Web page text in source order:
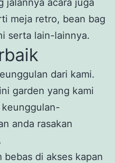
jalannya acara juga
meja retro, bean bag
serta lain-lainnya.
dari kami.
garden yang kami
anda rasakan
bebas di akses kapan